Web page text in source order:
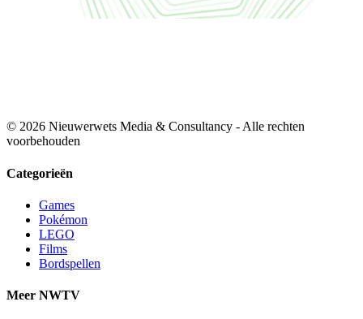
© 2026 Nieuwerwets Media & Consultancy - Alle rechten
voorbehouden
Categorieën
Games
Pokémon
LEGO
Films
Bordspellen
Meer NWTV